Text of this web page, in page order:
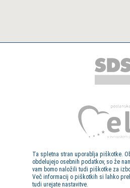
Ta spletna stran uporablja piškotke.
obdelujejo osebnih podatkov, so že
vam bomo naložili tudi piškotke za
Več informacij o piškotkih si lahko
tudi urejate nastavitve.